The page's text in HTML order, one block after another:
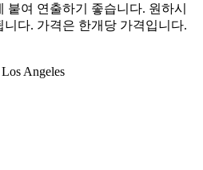
붙여 연출하기 좋습니다. 원하시
다. 가격은 한개당 가격입니다.
Angeles